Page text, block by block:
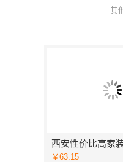
其
￥63.15